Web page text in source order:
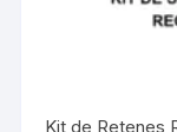
Kit de Retenes